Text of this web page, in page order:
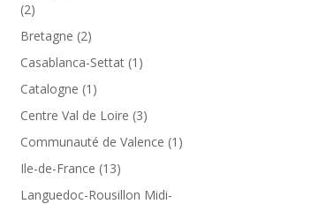
(2)
Bretagne (2)
Casablanca-Settat (1)
Catalogne (1)
Centre Val de Loire (3)
Communauté de Valence (1)
Ile-de-France (13)
Languedoc-Rousillon Midi-